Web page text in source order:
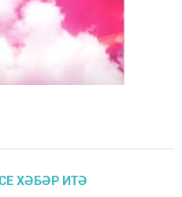
ХӘБӘР ИТӘ